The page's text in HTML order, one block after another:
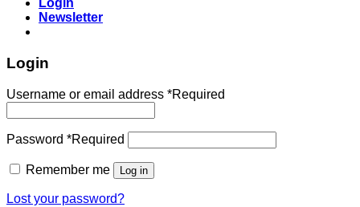
Login
Newsletter
Login
Username or email address *Required
Password *Required
Remember me Log in
Lost your password?